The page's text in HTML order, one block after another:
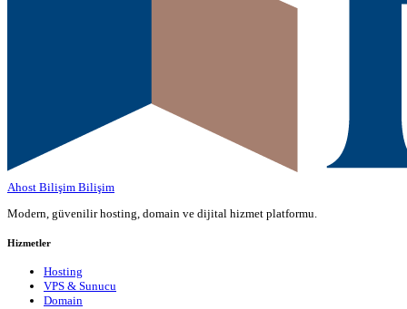
Ahost Bilişim Bilişim
Modern, güvenilir hosting, domain ve dijital hizmet platformu.
Hizmetler
Hosting
VPS & Sunucu
Domain